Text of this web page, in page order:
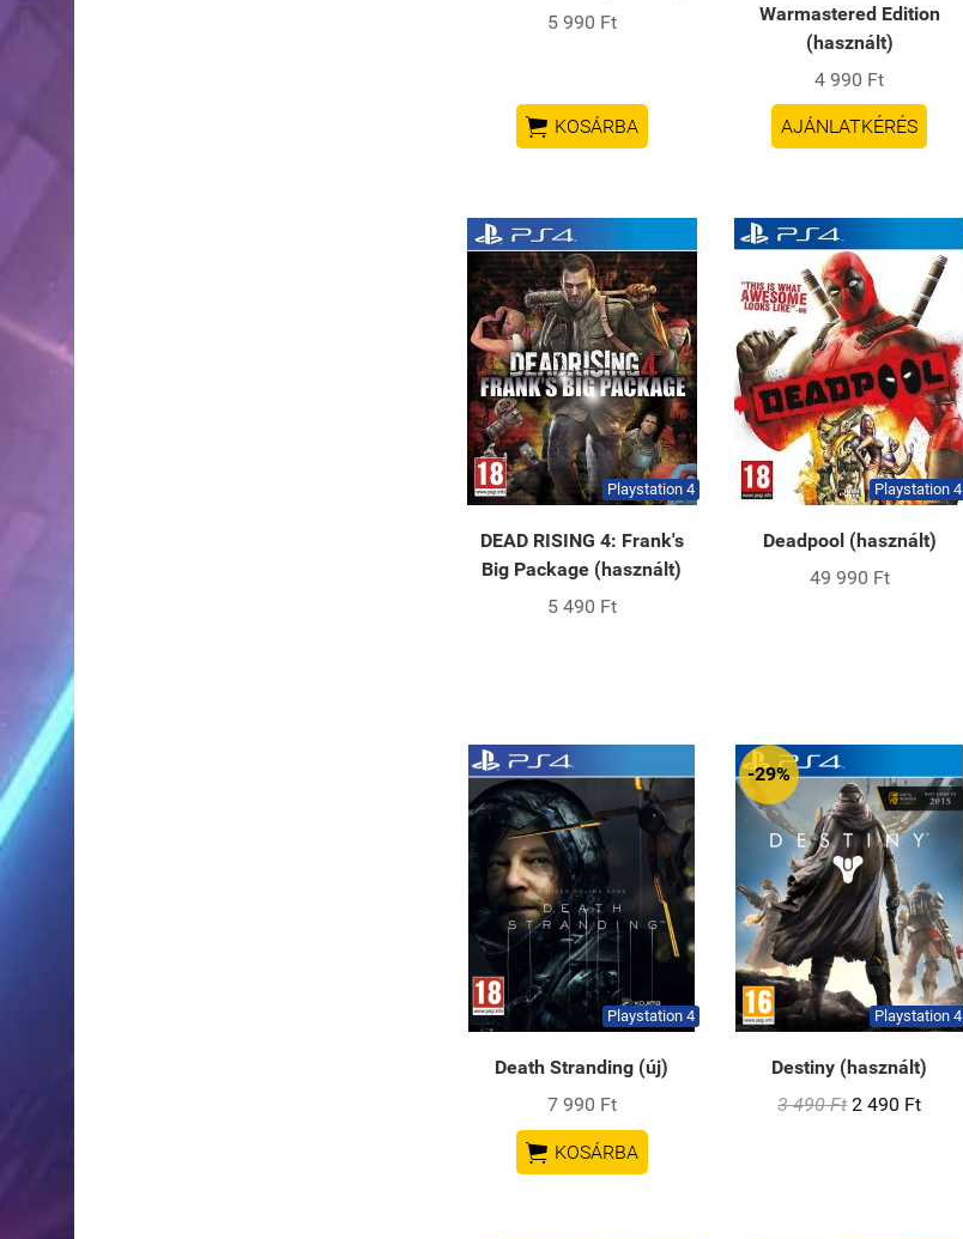
5 990 Ft
 KOSÁRBA
Warmastered Edition
(használt)
4 990 Ft
AJÁNLATKÉRÉS
Playstation 4
DEAD RISING 4: Frank's
Big Package (használt)
5 490 Ft
Playstation 4
Deadpool (használt)
49 990 Ft
Playstation 4
Death Stranding (új)
7 990 Ft
 KOSÁRBA
-29%
Playstation 4
Destiny (használt)
3 490 Ft 2 490 Ft